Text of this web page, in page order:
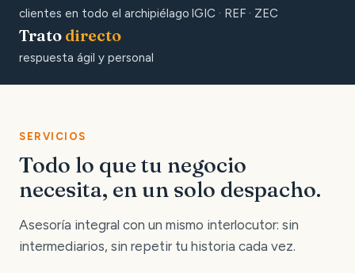
clientes en todo el archipiélago IGIC · REF · ZEC
Trato directo
respuesta ágil y personal
SERVICIOS
Todo lo que tu negocio
necesita, en un solo despacho.
Asesoría integral con un mismo interlocutor: sin
intermediarios, sin repetir tu historia cada vez.